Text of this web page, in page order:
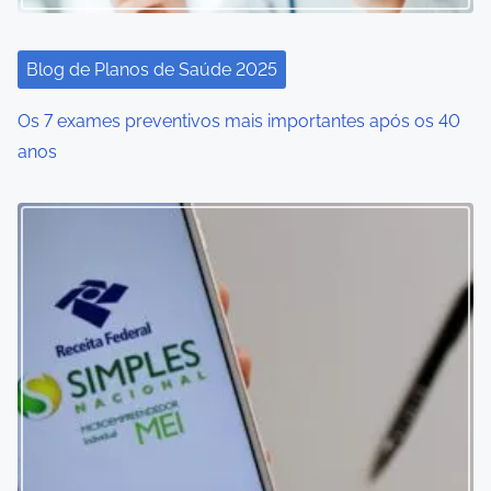
Blog de Planos de Saúde 2025
Os 7 exames preventivos mais importantes após os 40
anos